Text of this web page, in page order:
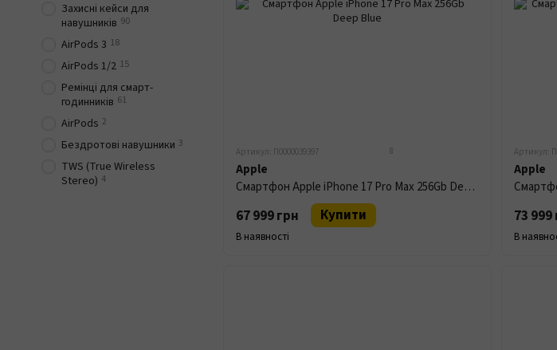
Артикул: П0000039397 8
Apple
Смартфон Apple iPhone 17 Pro Max 256Gb Deep Blue
67 999 грн Купити
В наявності
Артикул:
Apple
73 999
В
Захисні кейси для
навушників 90
AirPods 3 18
AirPods 1/2 15
Ремінці для смарт-
годинників 61
AirPods 2
Бездротові навушники 3
TWS (True Wireless
Stereo) 4